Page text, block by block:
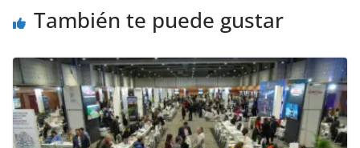
También te puede gustar